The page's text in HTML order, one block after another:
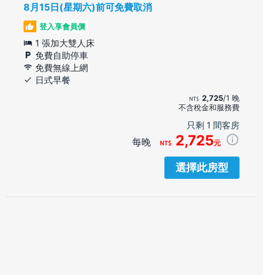
8月15日(星期六)前可免費取消
登入享會員價
1 張加大雙人床
免費自助停車
免費無線上網
日式早餐
2,725/1 晚
不含稅金和服務費
只剩 1 間客房
每晚 2,725元
選擇此房型